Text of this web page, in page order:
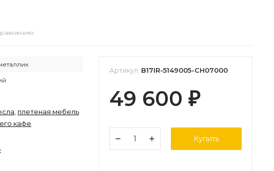
плетеная мебель
кафе
Артикул: B17IR-5149005-CH07000
49 600 ₽
Купить